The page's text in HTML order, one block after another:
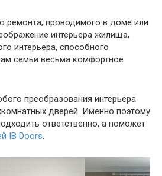
ремонта, проводимого в доме или
интерьера жилища,
интерьера, способного
семьи весьма комфортное
преобразования интерьера
дверей. Именно поэтому
ответственно, а поможет
IB Doors.